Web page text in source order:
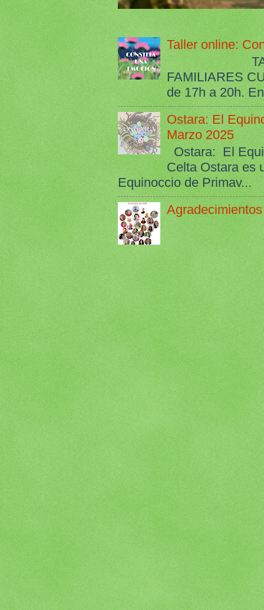
Taller online:
TALLER
FAMILIARES
de 17h a 20h.
Ostara: El
Marzo 2025
Ostara: El
Celta Ostara es
Equinoccio de Primav...